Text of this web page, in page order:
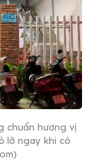
chuẩn hương vị
lỡ ngay khi có